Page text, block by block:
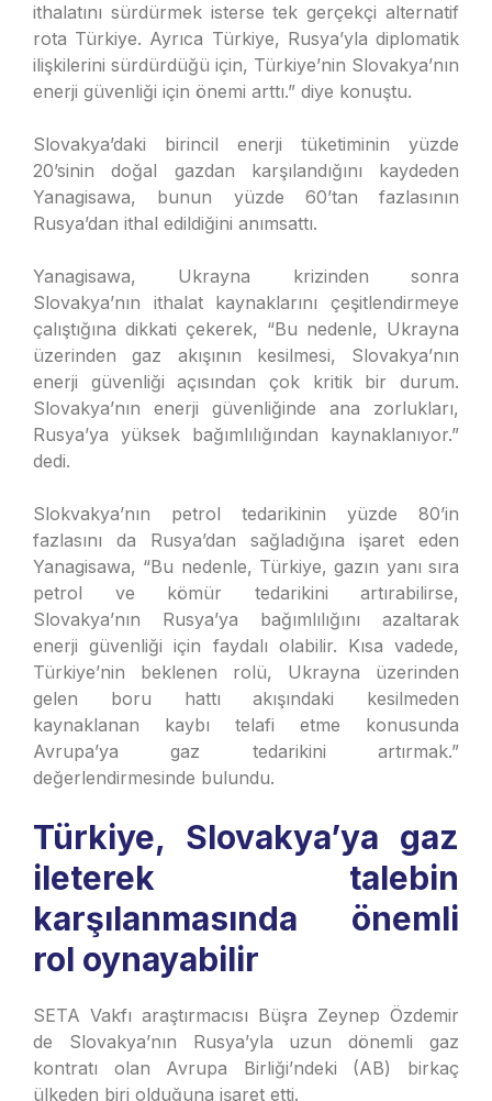
ithalatını sürdürmek isterse tek gerçekçi alternatif
rota Türkiye. Ayrıca Türkiye, Rusya’yla diplomatik
ilişkilerini sürdürdüğü için, Türkiye’nin Slovakya’nın
enerji güvenliği için önemi arttı.” diye konuştu.
Slovakya’daki birincil enerji tüketiminin yüzde
20’sinin doğal gazdan karşılandığını kaydeden
Yanagisawa, bunun yüzde 60’tan fazlasının
Rusya’dan ithal edildiğini anımsattı.
Yanagisawa, Ukrayna krizinden sonra
Slovakya’nın ithalat kaynaklarını çeşitlendirmeye
çalıştığına dikkati çekerek, “Bu nedenle, Ukrayna
üzerinden gaz akışının kesilmesi, Slovakya’nın
enerji güvenliği açısından çok kritik bir durum.
Slovakya’nın enerji güvenliğinde ana zorlukları,
Rusya’ya yüksek bağımlılığından kaynaklanıyor.”
dedi.
Slokvakya’nın petrol tedarikinin yüzde 80’in
fazlasını da Rusya’dan sağladığına işaret eden
Yanagisawa, “Bu nedenle, Türkiye, gazın yanı sıra
petrol ve kömür tedarikini artırabilirse,
Slovakya’nın Rusya’ya bağımlılığını azaltarak
enerji güvenliği için faydalı olabilir. Kısa vadede,
Türkiye’nin beklenen rolü, Ukrayna üzerinden
gelen boru hattı akışındaki kesilmeden
kaynaklanan kaybı telafi etme konusunda
Avrupa’ya gaz tedarikini artırmak.”
değerlendirmesinde bulundu.
Türkiye, Slovakya’ya gaz
ileterek talebin
karşılanmasında önemli
rol oynayabilir
SETA Vakfı araştırmacısı Büşra Zeynep Özdemir
de Slovakya’nın Rusya’yla uzun dönemli gaz
kontratı olan Avrupa Birliği’ndeki (AB) birkaç
ülkeden biri olduğuna işaret etti.